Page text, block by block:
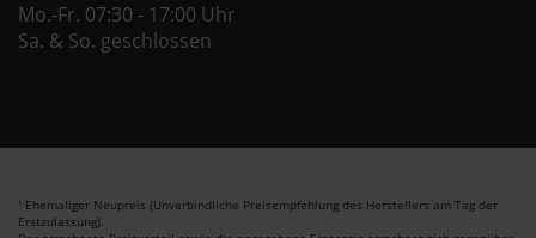
Mo.-Fr. 07:30 - 17:00 Uhr
Sa. & So. geschlossen
1 Ehemaliger Neupreis (Unverbindliche Preisempfehlung des Herstellers am Tag der
Erstzulassung).